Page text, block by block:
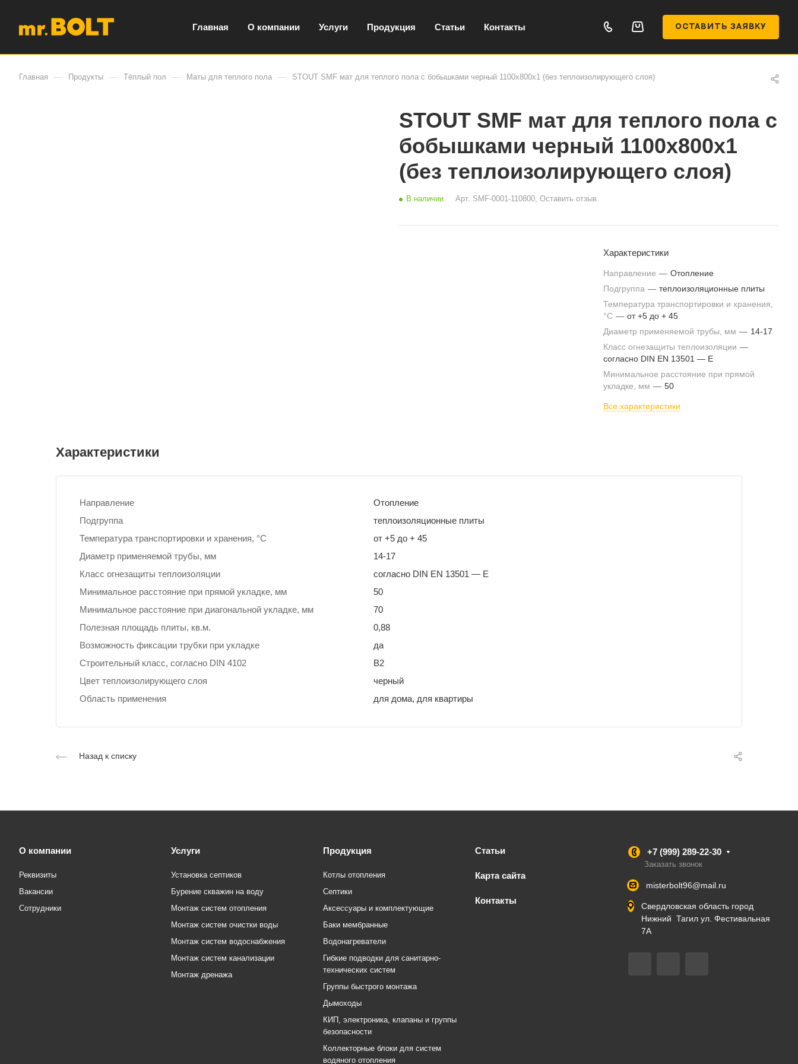
Главная О компании Услуги Продукция Статьи Контакты ОСТАВИТЬ ЗАЯВКУ
Главная — Продукты — Тёплый пол — Маты для теплого пола — STOUT SMF мат для теплого пола с бобышками черный 1100х800х1 (без теплоизолирующего слоя)
STOUT SMF мат для теплого пола с
бобышками черный 1100х800х1
(без теплоизолирующего слоя)
В наличии Арт. SMF-0001-110800, Оставить отзыв
Характеристики
Направление — Отопление
Подгруппа — теплоизоляционные плиты
Температура транспортировки и хранения,
°С — от +5 до + 45
Диаметр применяемой трубы, мм — 14-17
Класс огнезащиты теплоизоляции —
согласно DIN EN 13501 — E
Минимальное расстояние при прямой
укладке, мм — 50
Все характеристики
Характеристики
Направление
Отопление
Подгруппа
теплоизоляционные плиты
Температура транспортировки и хранения, °С
от +5 до + 45
Диаметр применяемой трубы, мм
14-17
Класс огнезащиты теплоизоляции
согласно DIN EN 13501 — E
Минимальное расстояние при прямой укладке, мм
50
Минимальное расстояние при диагональной укладке, мм
70
Полезная площадь плиты, кв.м.
0,88
Возможность фиксации трубки при укладке
да
Строительный класс, согласно DIN 4102
B2
Цвет теплоизолирующего слоя
черный
Область применения
для дома, для квартиры
Назад к списку
О компании
Реквизиты
Вакансии
Сотрудники
Услуги
Установка септиков
Бурение скважин на воду
Монтаж систем отопления
Монтаж систем очистки воды
Монтаж систем водоснабжения
Монтаж систем канализации
Монтаж дренажа
Продукция
Котлы отопления
Септики
Аксессуары и комплектующие
Баки мембранные
Водонагреватели
Гибкие подводки для санитарно-
технических систем
Группы быстрого монтажа
Дымоходы
КИП, электроника, клапаны и группы
безопасности
Коллекторные блоки для систем
водяного отопления
Статьи
Карта сайта
Контакты
+7 (999) 289-22-30
Заказать звонок
misterbolt96@mail.ru
Свердловская область город
Нижний Тагил ул. Фестивальная
7А